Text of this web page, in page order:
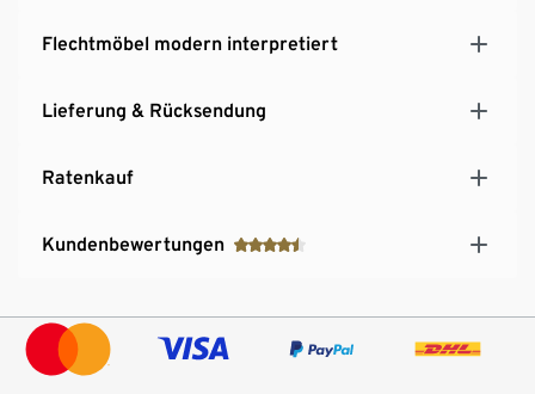
Flechtmöbel modern interpretiert
Lieferung & Rücksendung
Ratenkauf
Kundenbewertungen